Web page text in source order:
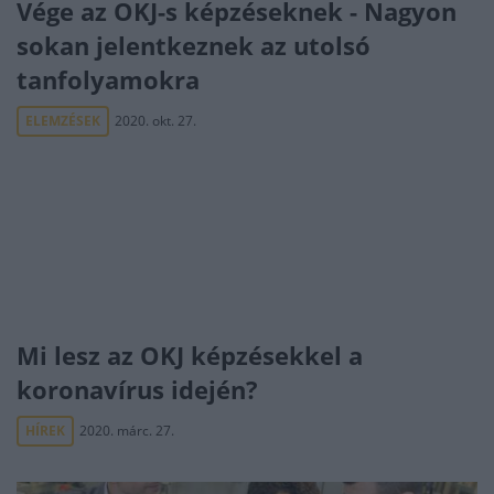
Vége az OKJ-s képzéseknek - Nagyon
sokan jelentkeznek az utolsó
tanfolyamokra
ELEMZÉSEK 2020. okt. 27.
Mi lesz az OKJ képzésekkel a
koronavírus idején?
HÍREK 2020. márc. 27.